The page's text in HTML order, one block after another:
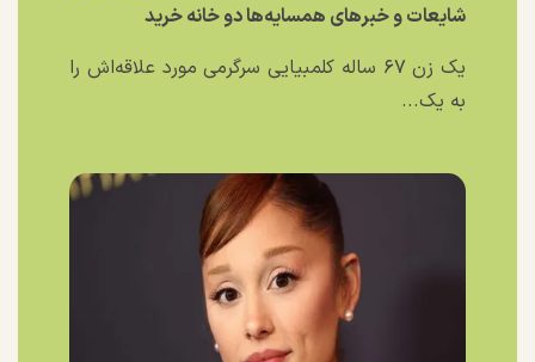
شایعات و خبر‌های همسایه‌ها دو خانه خرید
یک زن ۶۷ ساله کلمبیایی سرگرمی مورد علاقه‌اش را
به یک...